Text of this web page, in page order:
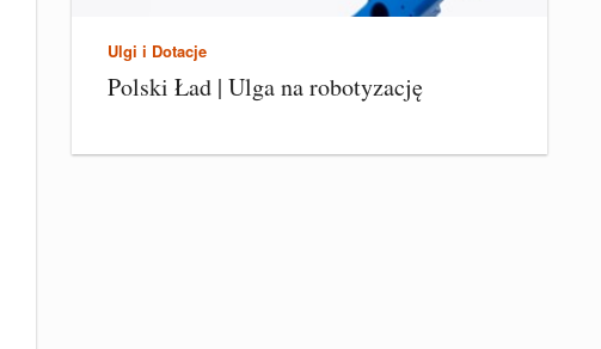
Ulgi i Dotacje
Polski Ład | Ulga na robotyzację